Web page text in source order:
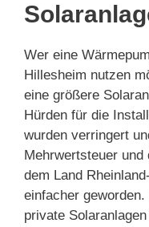
Wer eine
Hillesheim nutzen
eine größere
Hürden für die
wurden verringert
Mehrwertsteuer und
dem Land
einfacher
private